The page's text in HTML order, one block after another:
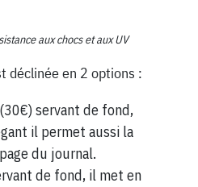
aux chocs et aux UV
déclinée en 2 options :
(30€) servant de fond,
il permet aussi la
du journal.
de fond, il met en